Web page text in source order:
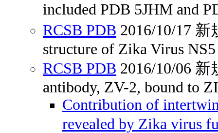
included PDB 5JHM and
RCSB PDB 2016/10/17
structure of Zika Virus
RCSB PDB 2016/10/06
antibody, ZV-2, bound to
Contribution of
revealed by Zika virus